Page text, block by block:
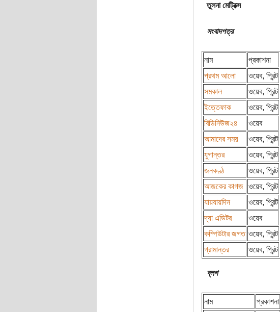
তুলনা মেট্রিক্স
সংবাদপত্র
নাম প্রকাশনা
প্রথম আলো
ওয়েব, প্রিন্ট
সমকাল
ওয়েব, প্রিন্ট
ইত্তেফাক
ওয়েব, প্রিন্ট
বিডিনিউজ২৪
ওয়েব
আমাদের সময়
ওয়েব, প্রিন্ট
যুগান্তর
ওয়েব, প্রিন্ট
জনকণ্ঠ
ওয়েব, প্রিন্ট
আজকের কাগজ
ওয়েব, প্রিন্ট
যায়যায়দিন
ওয়েব, প্রিন্ট
দ্যা এডিটর
ওয়েব
কম্পিউটার জগত ওয়েব, প্রিন্ট
গ্রামান্তর
ওয়েব, প্রিন্ট
ব্লগ
নাম প্রকাশনা